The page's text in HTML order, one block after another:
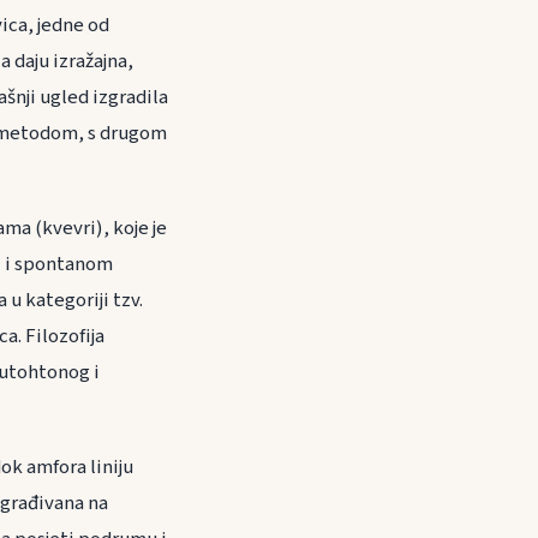
jedne od
izražajna,
ugled izgradila
s drugom
(kvevri), koje je
i spontanom
u kategoriji tzv.
Filozofija
i
amfora liniju
na